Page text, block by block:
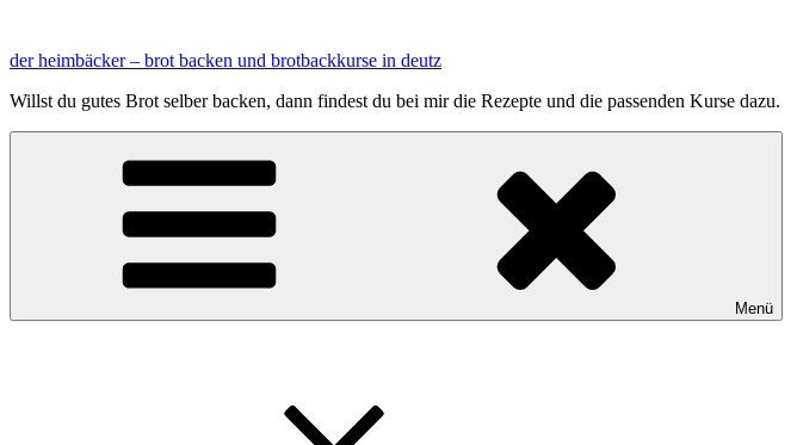
springen
der heimbäcker – brot backen und brotbackkurse in deutz
Willst du gutes Brot selber backen, dann findest du bei mir die Rezepte und die passenden Kurse dazu.
Menü